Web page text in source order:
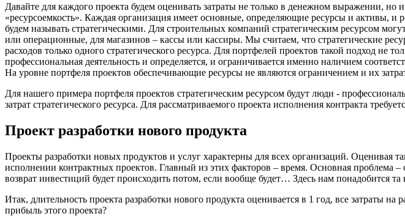
Давайте для каждого проекта будем оценивать затраты не только в денежном выражении,
«ресурсоемкость». Каждая организация имеет основные, определяющие ресурсы и активы,
будем называть стратегическими. Для строительных компаний стратегическим ресурсом
или операционные, для магазинов – кассы или кассиры. Мы считаем, что стратегические
расходов только одного стратегического ресурса. Для портфелей проектов такой подход не
профессиональная деятельность и определяется, и ограничивается именно наличием
На уровне портфеля проектов обеспечивающие ресурсы не являются ограничением и их
Для нашего примера портфеля проектов стратегическим ресурсом будут люди -
затрат стратегического ресурса. Для рассматриваемого проекта исполнения контракта
Проект разработки нового продукта
Проекты разработки новых продуктов и услуг характерны для всех организаций. Оценивая
исполнении контрактных проектов. Главный из этих факторов – время. Основная проблема
возврат инвестиций будет происходить потом, если вообще будет… Здесь нам понадобится
Итак, длительность проекта разработки нового продукта оценивается в 1 год, все затраты на
прибыль этого проекта?